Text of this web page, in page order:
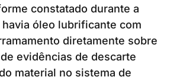
constatado durante a
óleo lubrificante com
diretamente sobre
evidências de descarte
material no sistema de